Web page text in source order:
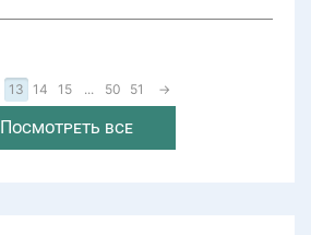
13 14 15 ... 50 51 →
Посмотреть все